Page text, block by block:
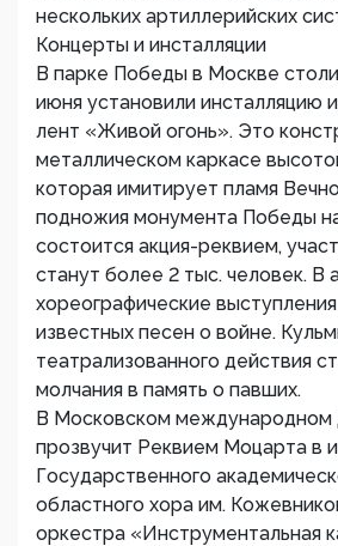
нескольких артиллерийских
Концерты и инсталляции
В парке Победы в Москве
июня установили инсталляцию
лент «Живой огонь». Это
металлическом каркасе
которая имитирует пламя
подножия монумента Победы
состоится акция-реквием,
станут более 2 тыс. человек. В
хореографические
известных песен о войне.
театрализованного действия
молчания в память о павших.
В Московском
прозвучит Реквием Моцарта в
Государственного
областного хора им.
оркестра «Инструментальная